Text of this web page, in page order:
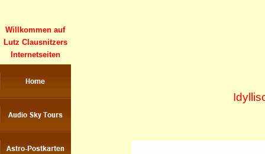
Willkommen auf
Lutz Clausnitzers
Internetseiten